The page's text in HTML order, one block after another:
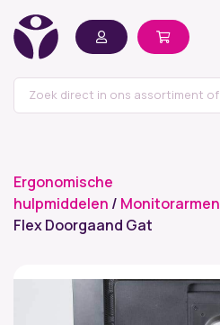
Ergonomische
hulpmiddelen / Monitorarmen
Flex Doorgaand Gat